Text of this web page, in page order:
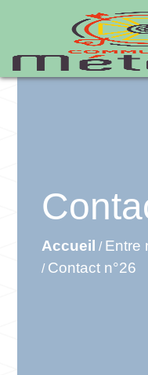
Accueil / Entre
/ Contact n°26